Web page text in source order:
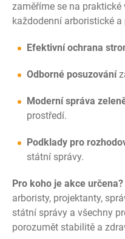
zaměříme se na
každodenní arboristické a
Efektivní ochrana
Odborné posuzování
Moderní správa
prostředí.
Podklady pro
státní správy.
Pro koho je akce určena?
arboristy, projektanty,
státní správy a všechny
porozumět stabilitě a